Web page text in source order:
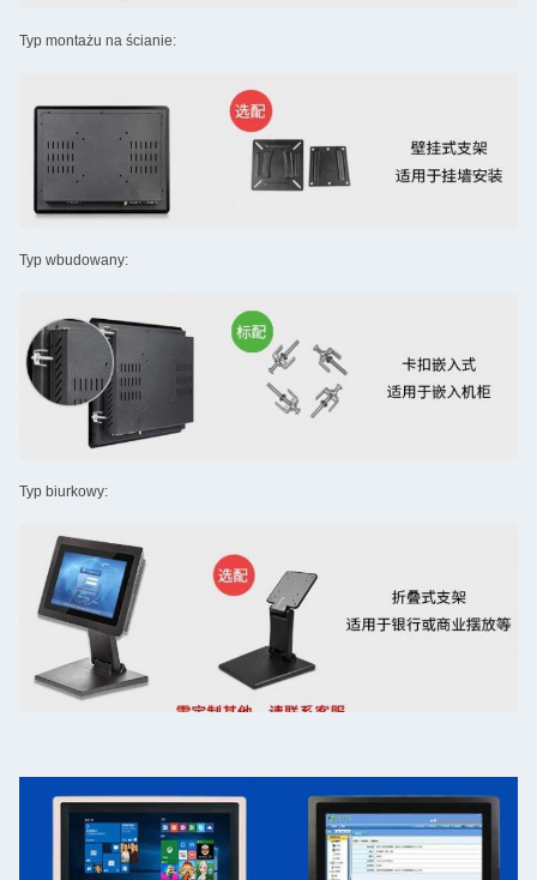
Typ montażu na ścianie:
Typ wbudowany:
Typ biurkowy: